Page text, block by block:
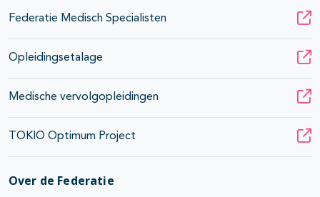
Federatie Medisch Specialisten
Opleidingsetalage
Medische vervolgopleidingen
TOKIO Optimum Project
Over de Federatie